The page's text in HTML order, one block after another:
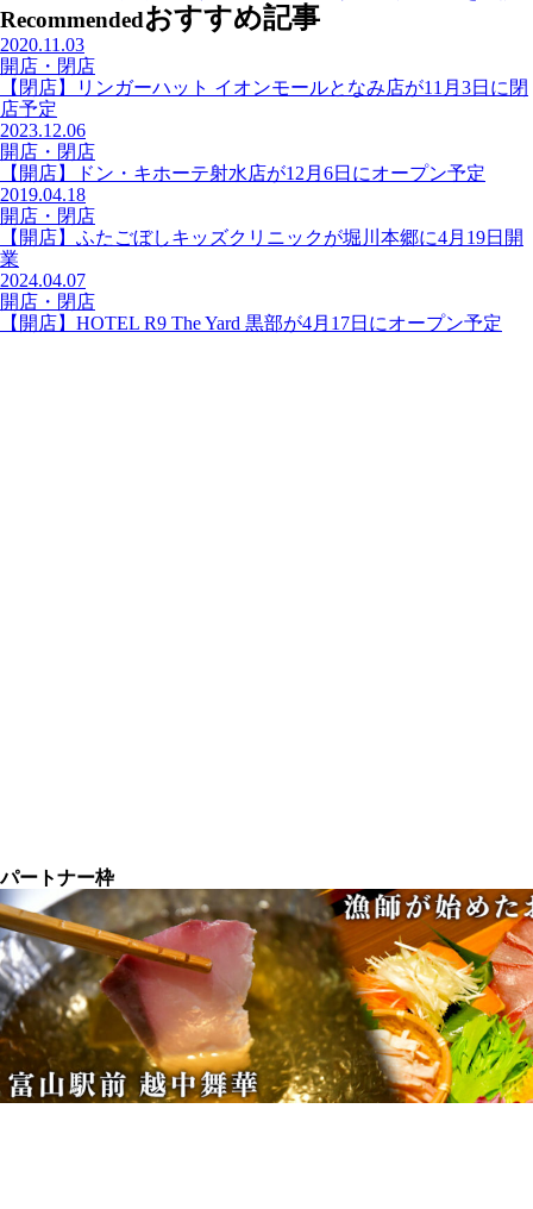
Recommendedおすすめ記事
2020.11.03
開店・閉店
【閉店】リンガーハット イオンモールとなみ店が11月3日に閉
店予定
2023.12.06
開店・閉店
【開店】ドン・キホーテ射水店が12月6日にオープン予定
2019.04.18
開店・閉店
【開店】ふたごぼしキッズクリニックが堀川本郷に4月19日開
業
2024.04.07
開店・閉店
【開店】HOTEL R9 The Yard 黒部が4月17日にオープン予定
パートナー枠